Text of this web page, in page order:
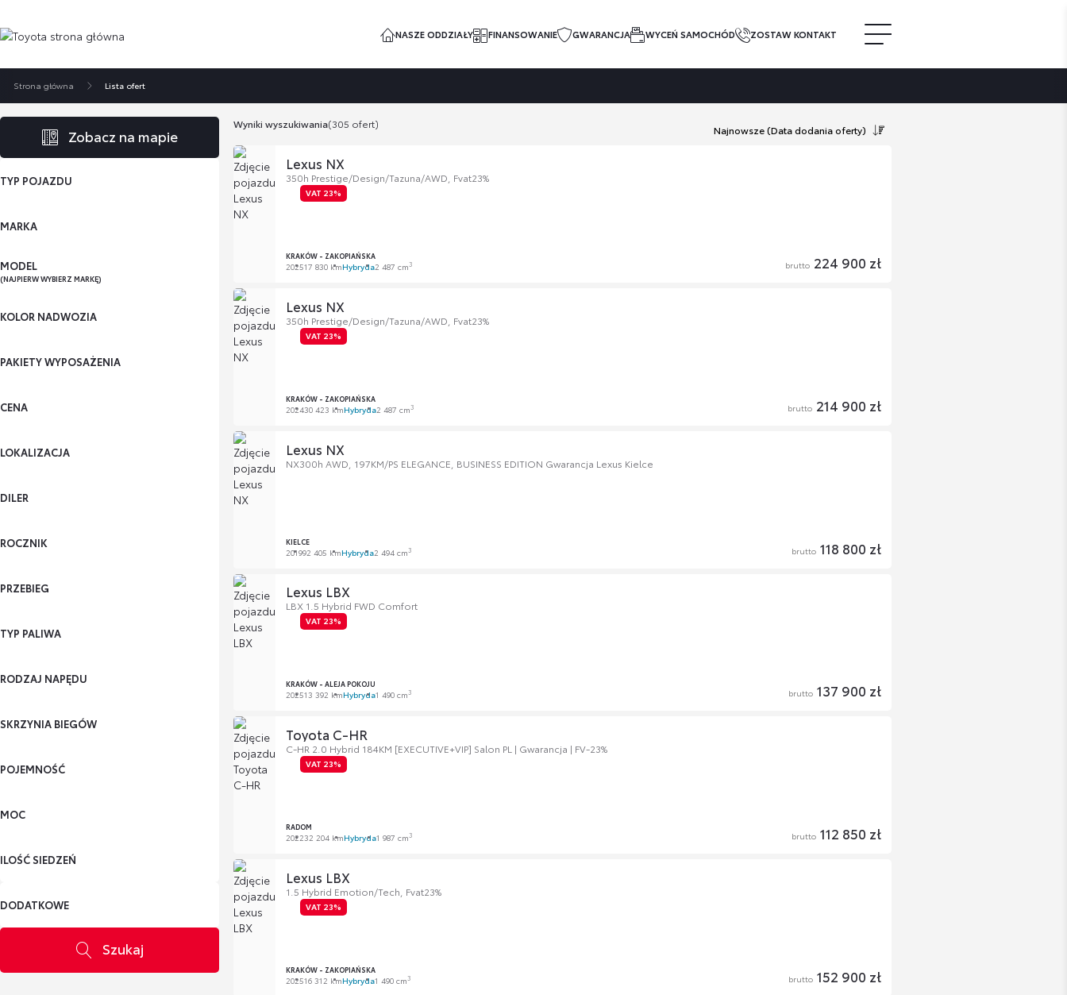
NASZE ODDZIAŁY FINANSOWANIE GWARANCJA WYCEŃ SAMOCHÓD ZOSTAW KONTAKT
Strona główna Lista ofert
Zobacz na mapie
TYP POJAZDU
MARKA
MODEL
(NAJPIERW WYBIERZ MARKĘ)
KOLOR NADWOZIA
PAKIETY WYPOSAŻENIA
CENA
LOKALIZACJA
DILER
ROCZNIK
PRZEBIEG
TYP PALIWA
RODZAJ NAPĘDU
SKRZYNIA BIEGÓW
POJEMNOŚĆ
MOC
ILOŚĆ SIEDZEŃ
DODATKOWE
Szukaj
Wyniki wyszukiwania(305 ofert) Najnowsze(Data dodania oferty)
Lexus NX
350h Prestige/Design/Tazuna/AWD, Fvat23%
VAT 23%
KRAKÓW - ZAKOPIAŃSKA
202517 830 kmHybryda2 487 cm3 brutto 224 900 zł
Lexus NX
350h Prestige/Design/Tazuna/AWD, Fvat23%
VAT 23%
KRAKÓW - ZAKOPIAŃSKA
202430 423 kmHybryda2 487 cm3 brutto 214 900 zł
Lexus NX
NX300h AWD, 197KM/PS ELEGANCE, BUSINESS EDITION Gwarancja Lexus Kielce
KIELCE
201992 405 kmHybryda2 494 cm3 brutto 118 800 zł
Lexus LBX
LBX 1.5 Hybrid FWD Comfort
VAT 23%
KRAKÓW - ALEJA POKOJU
202513 392 kmHybryda1 490 cm3 brutto 137 900 zł
Toyota C-HR
C-HR 2.0 Hybrid 184KM [EXECUTIVE+VIP] Salon PL | Gwarancja | FV-23%
VAT 23%
RADOM
202232 204 kmHybryda1 987 cm3 brutto 112 850 zł
Lexus LBX
1.5 Hybrid Emotion/Tech, Fvat23%
VAT 23%
KRAKÓW - ZAKOPIAŃSKA
202516 312 kmHybryda1 490 cm3 brutto 152 900 zł